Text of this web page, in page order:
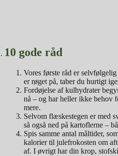
10 gode råd
Vores første råd er
er røget på, taber du hurtigt
Fordøjelse af kulhydrater
nå – og har heller ikke behov
mere.
Selvom flæskestegen er med
så også ned på kartoflerne –
Spis samme antal måltider,
kalorier til julefrokosten om
af. I øvrigt har din krop,